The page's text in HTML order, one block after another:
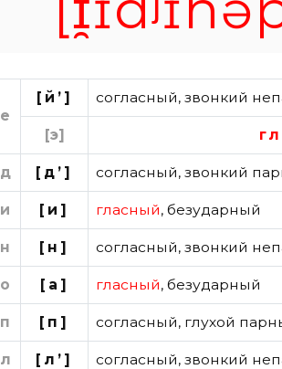
е
[й’] согласный, звонкий
[э]
д [д’] согласный, звонкий
и [и] гласный, безударный
н [н] согласный, звонкий
о [а] гласный, безударный
п [п] согласный, глухой
л [л’] согласный, звонкий